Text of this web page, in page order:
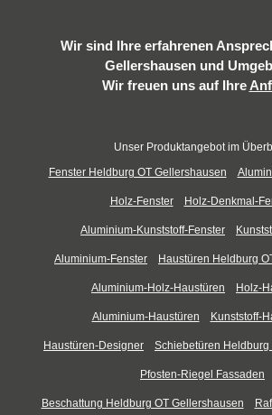
Wir sind Ihre erfahrenen
Gellershausen und
Wir freuen uns auf Ihre
Unser Produktangebot im
Fenster Heldburg OT Gellershausen
Holz-Fenster Holz-Denkmal-
Aluminium-Kunststoff-Fenster
Aluminium-Fenster Haustüren Heldburg
Aluminium-Holz-Haustüren Holz-
Aluminium-Haustüren Kunststoff-
Haustüren-Designer Schiebetüren Heldburg
Pfosten-Riegel Fassaden
Beschattung Heldburg OT Gellershausen